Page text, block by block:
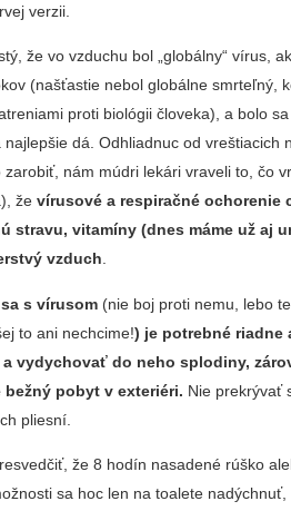
verzii.
že vo vzduchu bol „globálny“ vírus,
(našťastie nebol globálne smrteľný,
proti biológii človeka), a bolo
najlepšie dá. Odhliadnuc od vreštiacich
zarobiť, nám múdri lekári vraveli to, čo
ževírusové a respiračné
stravu, vitamíny (dnes máme už aj
vzduch.
s vírusom (nie boj proti nemu, lebo
to ani nechcime!) je potrebné
vydychovať do neho splodiny,
bežný pobyt v exteriéri. Nie prekrývať
pliesní.
že 8 hodín nasadené rúško
sa hoc len na toalete